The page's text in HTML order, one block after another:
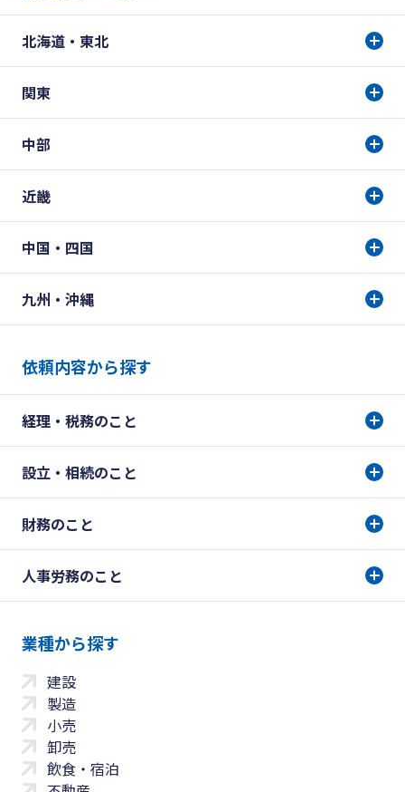
北海道・東北
関東
中部
近畿
中国・四国
九州・沖縄
依頼内容から探す
経理・税務のこと
設立・相続のこと
財務のこと
人事労務のこと
業種から探す
建設
製造
小売
卸売
飲食・宿泊